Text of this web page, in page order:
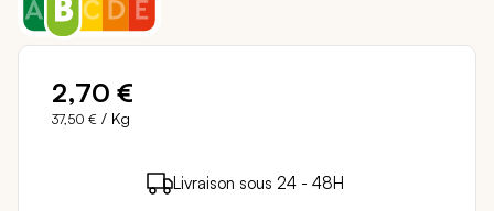
2,70 €
37,50 € / Kg
2 points de fidélité ( 0,04 € )
en achetant ce
Livraison sous 24 - 48H
Paiement sécurisé